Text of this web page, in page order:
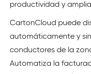
productividad y
CartonCloud puede
automáticamente y
conductores de la
Automatiza la